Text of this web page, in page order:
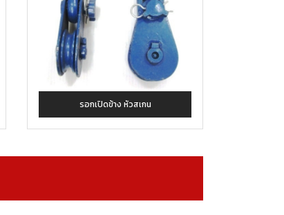
รอกเปิดข้าง หัวสเกน